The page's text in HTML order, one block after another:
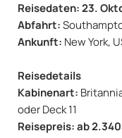
Reisedaten: 23.
Abfahrt:
Ankunft: New York,
Reisedetails
Kabinenart:
oder Deck 11
Reisepreis: ab